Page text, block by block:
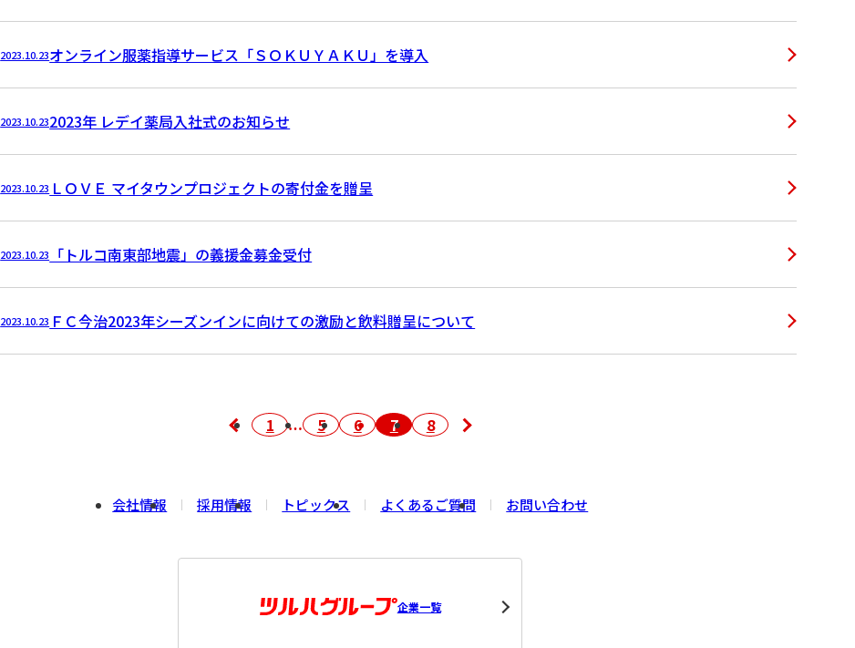
2023.10.23オンライン服薬指導サービス「ＳＯＫＵＹＡＫＵ」を導入
2023.10.232023年 レデイ薬局入社式のお知らせ
2023.10.23ＬＯＶＥ マイタウンプロジェクトの寄付金を贈呈
2023.10.23「トルコ南東部地震」の義援金募金受付
2023.10.23ＦＣ今治2023年シーズンインに向けての激励と飲料贈呈について
1 5 6 7 8
会社情報 採用情報 トピックス よくあるご質問 お問い合わせ
企業一覧